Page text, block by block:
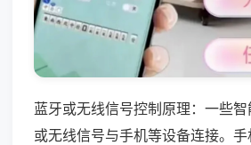
蓝牙或无线信号控制原理：一些
或无线信号与手机等设备连接。